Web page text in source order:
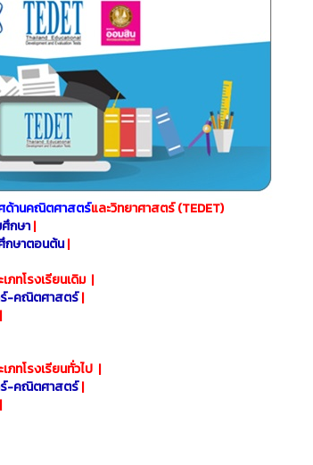
ด้านคณิตศาสตร์และวิทยาศาสตร์ (TEDET)
กษา|
กษาตอนต้น|
ภทโรงเรียนเดิม |
ร์-คณิตศาสตร์|
ภทโรงเรียนทั่วไป |
ร์-คณิตศาสตร์|